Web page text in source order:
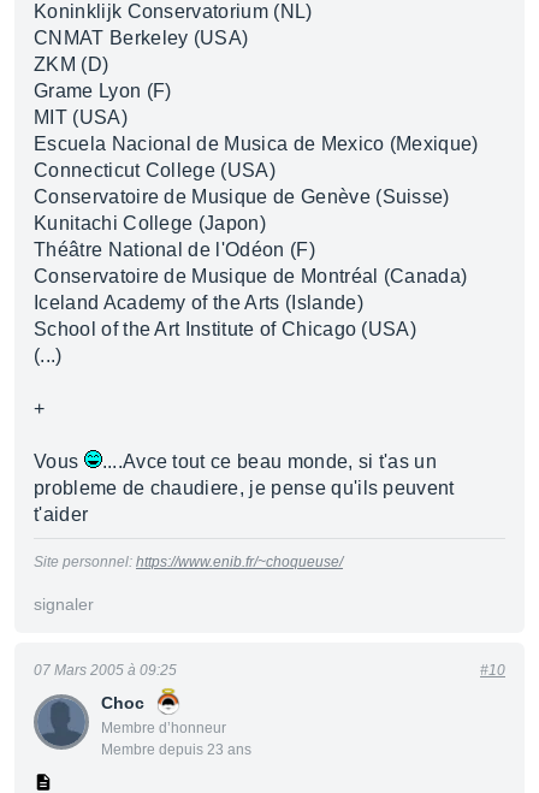
Koninklijk Conservatorium (NL)
CNMAT Berkeley (USA)
ZKM (D)
Grame Lyon (F)
MIT (USA)
Escuela Nacional de Musica de Mexico (Mexique)
Connecticut College (USA)
Conservatoire de Musique de Genève (Suisse)
Kunitachi College (Japon)
Théâtre National de l'Odéon (F)
Conservatoire de Musique de Montréal (Canada)
Iceland Academy of the Arts (Islande)
School of the Art Institute of Chicago (USA)
(...)
+
Vous
....Avce tout ce beau monde, si t'as un
probleme de chaudiere, je pense qu'ils peuvent
t'aider
Site personnel: https://www.enib.fr/~choqueuse/
signaler
Choc
Membre d’honneur
Membre depuis 23 ans
07 Mars 2005 à 09:25 #10